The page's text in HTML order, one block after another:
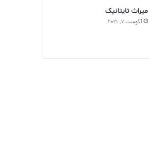
ميراث تايتانيک
آگوست 7, 2021